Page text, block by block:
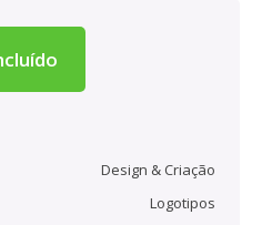
Design & Criação
Logotipos